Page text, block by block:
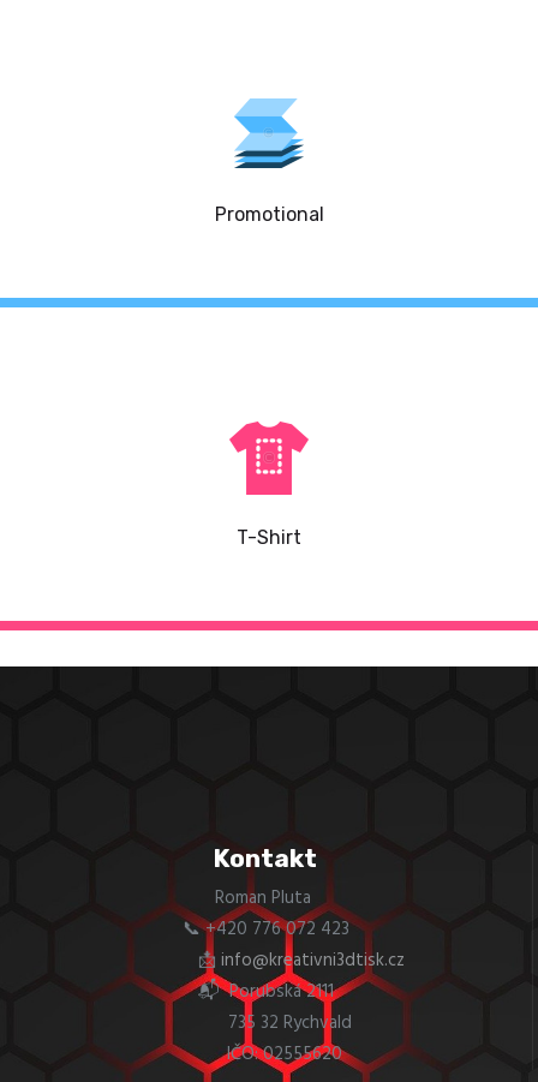
Promotional
T-Shirt
Kontakt
Roman Pluta
📞 +420 776 072 423
📩info@kreativni3dtisk.cz
📬 Porubská 2111
735 32 Rychvald
IČO: 02555620